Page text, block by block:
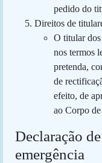
pedido do
Direitos de
O titular dos
nos termos
pretenda,
de
efeito, de
ao Corpo
Declaração
emergência